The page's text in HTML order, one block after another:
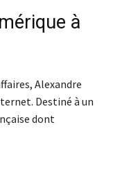
à
Alexandre
Destiné à un
dont